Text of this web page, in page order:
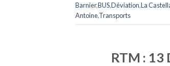
Barnier,BUS,Déviation,La
Antoine,Transports
RTM : 13